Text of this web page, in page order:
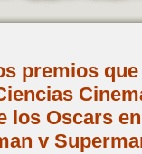
premios
los Oscars
v